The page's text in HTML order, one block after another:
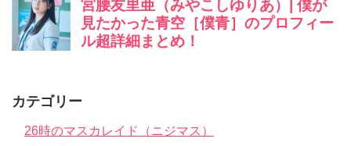
カテゴリー
26時のマスカレイド（ニジマス）